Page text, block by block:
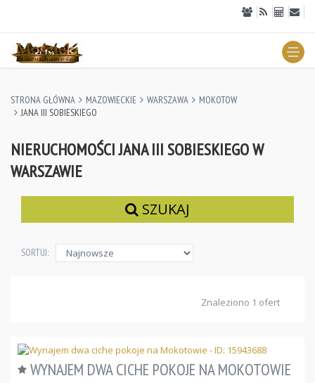
STRONA GŁÓWNA MAZOWIECKIE WARSZAWA
MOKOTOW
JANA III SOBIESKIEGO
NIERUCHOMOŚCI JANA III SOBIESKIEGO W
WARSZAWIE
SZUKAJ
SORTUJ:
Znaleziono 1 ofert
WYNAJEM DWA CICHE POKOJE NA MOKOTOWIE